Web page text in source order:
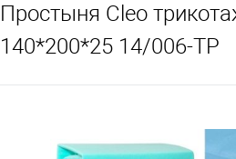
Простыня Cleo
140*200*25 14/006-TP